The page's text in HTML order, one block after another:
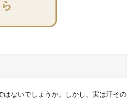
ないでしょうか。しかし、実は汗その